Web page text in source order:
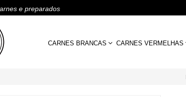
e preparados
CARNES BRANCAS CARNES VERMELHAS